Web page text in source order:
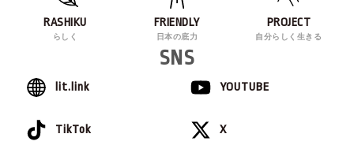
RASHIKU
らしく
FRIENDLY
日本の底力
PROJECT
自分らしく生きる
SNS
lit.link YOUTUBE
TikTok X